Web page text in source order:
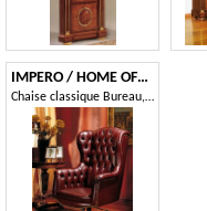
IMPERO / HOME OFFICE Armchair President
Chaise classique Bureau, en cuir, avec des roues